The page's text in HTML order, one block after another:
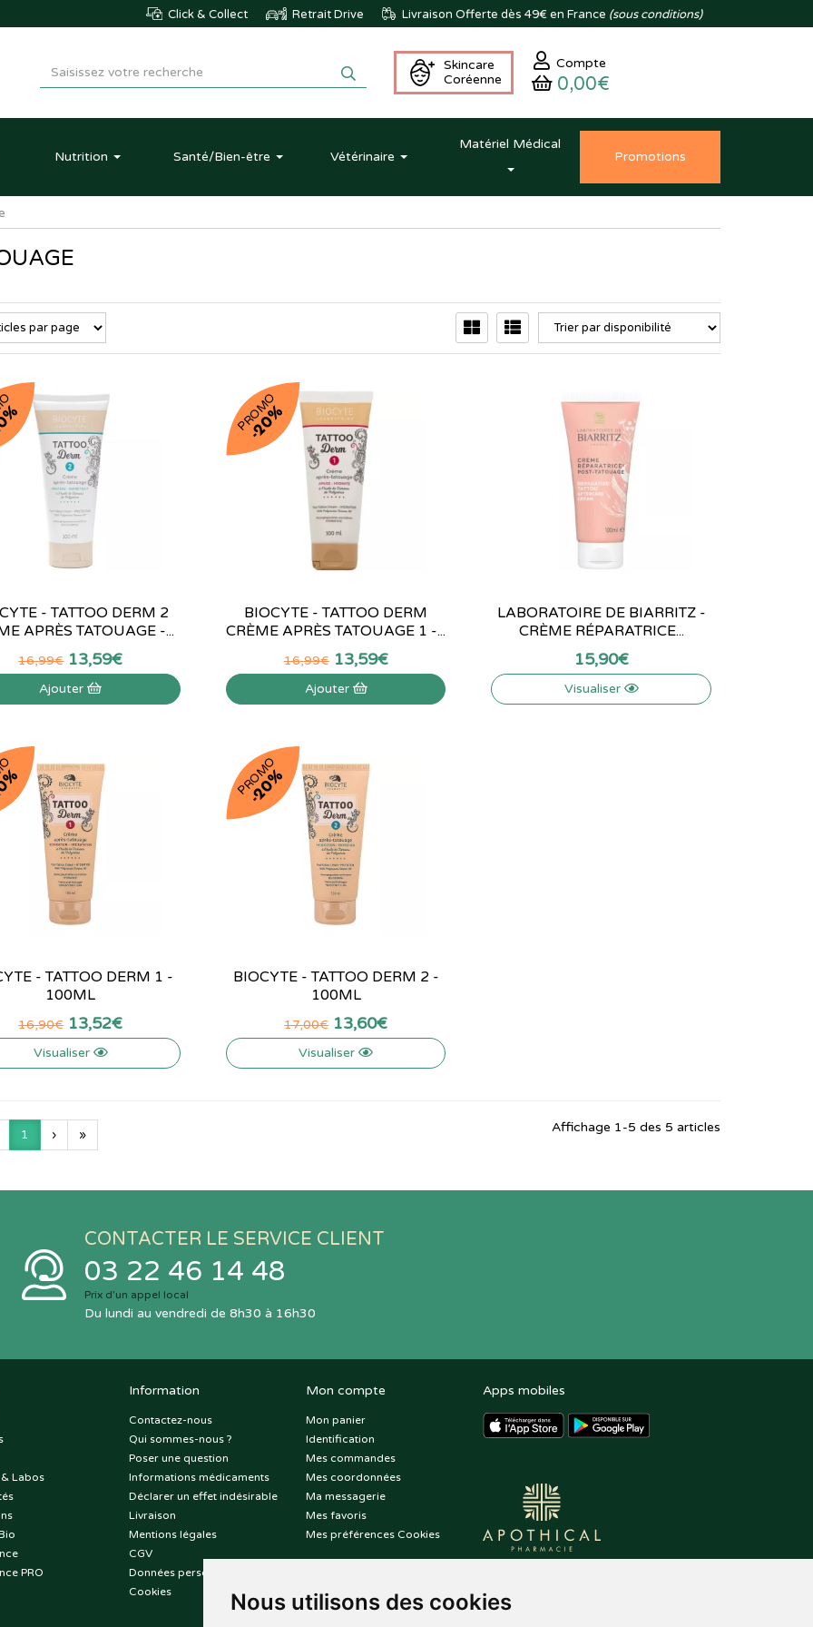
Nous utilisons des cookies
Click & Collect Retrait Drive Livraison Offerte dès 49€ en France (sous conditions)
Skincare
Coréenne
Compte
0,00€
Nutrition Santé/Bien-être Vétérinaire
Matériel Médical
Promotions
- TATTOO DERM 2
APRÈS TATOUAGE -...
16,99€ 13,59€
Ajouter
PROMO
-20%
BIOCYTE - TATTOO DERM
CRÈME APRÈS TATOUAGE 1 -...
16,99€ 13,59€
Ajouter
LABORATOIRE DE BIARRITZ -
CRÈME RÉPARATRICE...
15,90€
Visualiser
- TATTOO DERM 1 -
100ML
16,90€ 13,52€
Visualiser
PROMO
-20%
BIOCYTE - TATTOO DERM 2 -
100ML
17,00€ 13,60€
Visualiser
1 › » Affichage 1-5 des 5 articles
CONTACTER LE SERVICE CLIENT
03 22 46 14 48
Prix d’un appel local
Du lundi au vendredi de 8h30 à 16h30
Labos
PRO
Information
Contactez-nous
Qui sommes-nous ?
Poser une question
Informations médicaments
Déclarer un effet indésirable
Livraison
Mentions légales
CGV
Données personnelles
Cookies
Mon compte
Mon panier
Identification
Mes commandes
Mes coordonnées
Ma messagerie
Mes favoris
Mes préférences Cookies
Apps mobiles